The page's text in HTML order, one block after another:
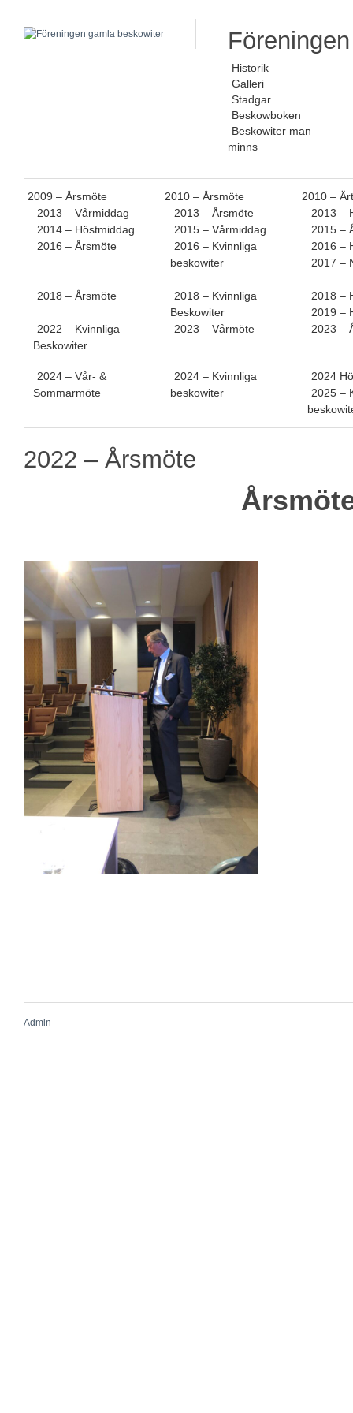
Historik
Galleri
Stadgar
Beskowboken
Beskowiter man
minns
2009 – Årsmöte 2010 – Årsmöte
2010 –
2013 – Vårmiddag
2013 – Årsmöte
2013 –
2014 – Höstmiddag
2015 – Vårmiddag
2015 –
2016 – Årsmöte
2016 – Kvinnliga
beskowiter
2016 –
2017 –
2018 – Årsmöte 2018 – Kvinnliga
Beskowiter
2018 –
2019 –
2022 – Kvinnliga
Beskowiter
2023 – Vårmöte 2023 –
2024 – Vår- &
Sommarmöte
2024 – Kvinnliga
beskowiter
2024
2025 –
2022 – Årsmöte
Admin